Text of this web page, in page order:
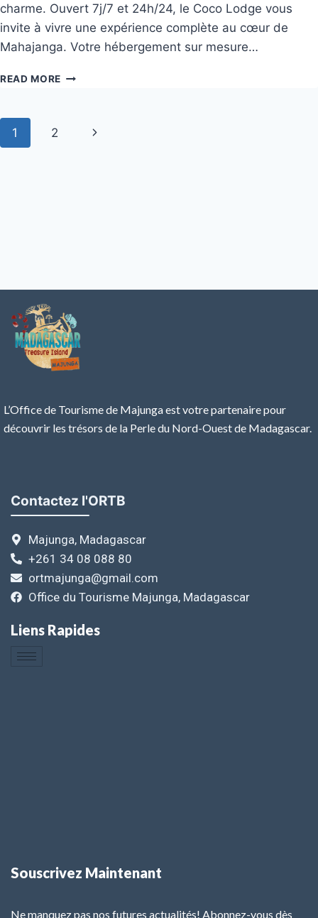
charme. Ouvert 7j/7 et 24h/24, le Coco Lodge vous
invite à vivre une expérience complète au cœur de
Mahajanga. Votre hébergement sur mesure…
READ MORE
1 2
L’Office de Tourisme de Majunga est votre partenaire pour
découvrir les trésors de la Perle du Nord-Ouest de Madagascar.
Contactez l'ORTB
Majunga, Madagascar
+261 34 08 088 80
ortmajunga@gmail.com
Office du Tourisme Majunga, Madagascar
Liens Rapides
Souscrivez Maintenant
Ne manquez pas nos futures actualités! Abonnez-vous dès